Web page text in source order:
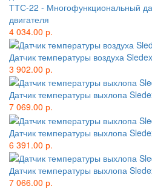
ТТС-22 - Многофункциональный
двигателя
4 034.00 р.
Датчик температуры воздуха
3 902.00 р.
Датчик температуры выхлопа
7 069.00 р.
Датчик температуры выхлопа
6 391.00 р.
Датчик температуры выхлопа
7 066.00 р.